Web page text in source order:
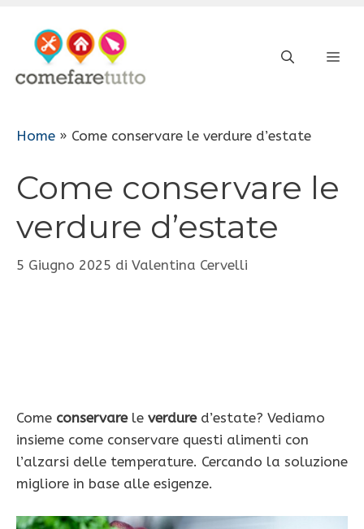
contenuto
Home » Come conservare le verdure d’estate
Come conservare le
verdure d’estate
5 Giugno 2025 di Valentina Cervelli
Come conservarele verdured’estate? Vediamo
insieme come conservare questi alimenti con
l’alzarsi delle temperature. Cercando la soluzione
migliore in base alle esigenze.